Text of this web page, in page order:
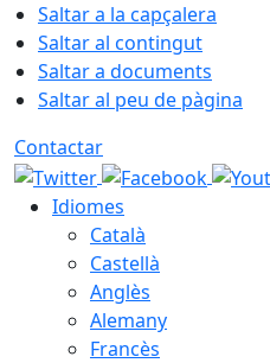
Saltar a la capçalera
Saltar al contingut
Saltar a documents
Saltar al peu de pàgina
Contactar
Idiomes
Català
Castellà
Anglès
Alemany
Francès